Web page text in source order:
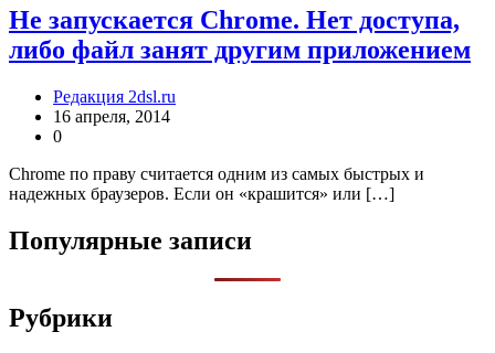
Не запускается Chrome. Нет доступа,
либо файл занят другим приложением
Редакция 2dsl.ru
16 апреля, 2014
0
Chrome по праву считается одним из самых быстрых и
надежных браузеров. Если он «крашится» или […]
Популярные записи
Рубрики